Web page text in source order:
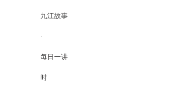
九江故事
·
每日一讲
时